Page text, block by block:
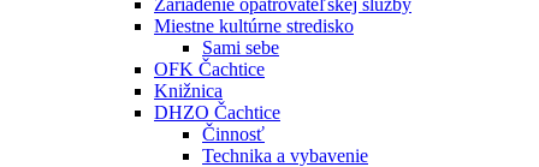
Zariadenie opatrovateľskej služby
Miestne kultúrne stredisko
Sami sebe
OFK Čachtice
Knižnica
DHZO Čachtice
Činnosť
Technika a vybavenie